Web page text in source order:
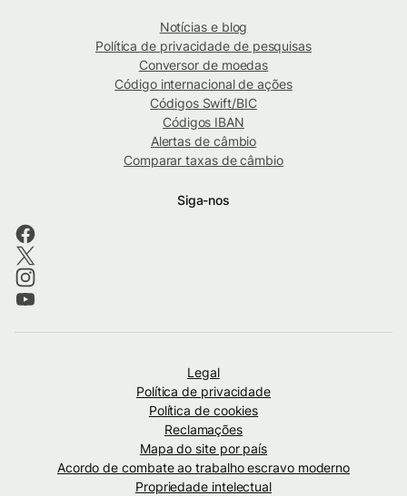
Notícias e blog
Política de privacidade de pesquisas
Conversor de moedas
Código internacional de ações
Códigos Swift/BIC
Códigos IBAN
Alertas de câmbio
Comparar taxas de câmbio
Siga-nos
Legal
Política de privacidade
Política de cookies
Reclamações
Mapa do site por país
Acordo de combate ao trabalho escravo moderno
Propriedade intelectual